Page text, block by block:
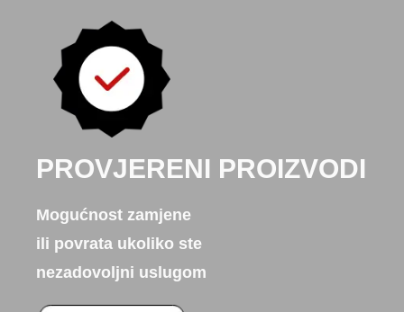
PROVJERENI PROIZVODI
Mogućnost zamjene
ili povrata ukoliko ste
nezadovoljni uslugom